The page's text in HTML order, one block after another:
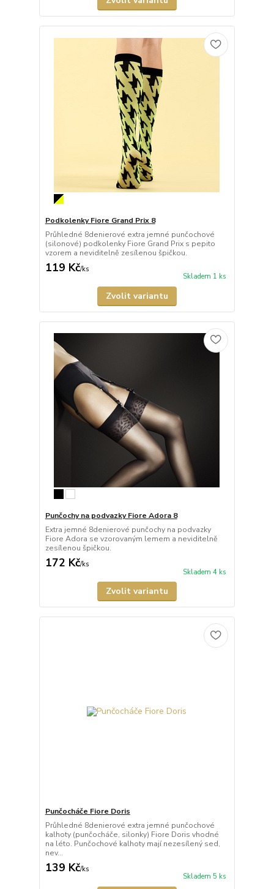
Podkolenky Fiore Grand Prix 8
Průhledné 8denierové extra jemné punčochové
(silonové) podkolenky Fiore Grand Prix s pepito
vzorem a neviditelně zesílenou špičkou.
119 Kč/ks
Skladem 1 ks
Zvolit variantu
Punčochy na podvazky Fiore Adora 8
Extra jemné 8denierové punčochy na podvazky
Fiore Adora se vzorovaným lemem a neviditelně
zesílenou špičkou.
172 Kč/ks
Skladem 4 ks
Zvolit variantu
Punčocháče Fiore Doris
Průhledné 8denierové extra jemné punčochové
kalhoty (punčocháče, silonky) Fiore Doris vhodné
na léto. Punčochové kalhoty mají nezesílený sed,
nev...
139 Kč/ks
Skladem 5 ks